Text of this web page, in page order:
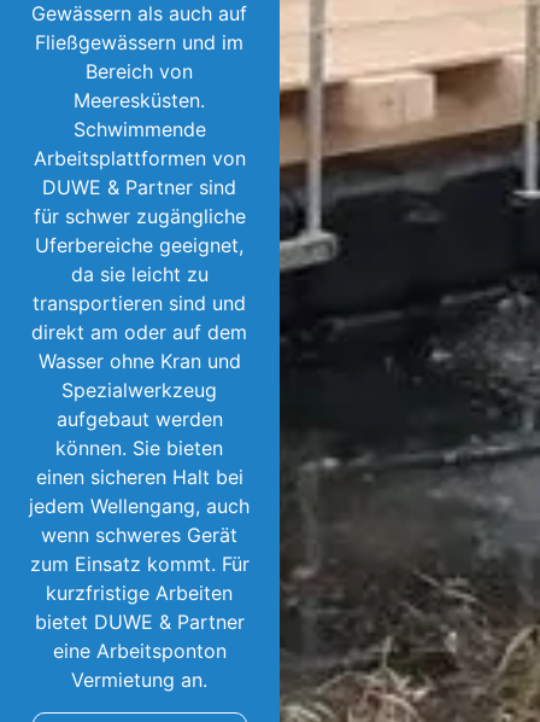
Gewässern als auch auf
Fließgewässern und im
Bereich von
Meeresküsten.
Schwimmende
Arbeitsplattformen von
DUWE & Partner sind
für schwer zugängliche
Uferbereiche geeignet,
da sie leicht zu
transportieren sind und
direkt am oder auf dem
Wasser ohne Kran und
Spezialwerkzeug
aufgebaut werden
können. Sie bieten
einen sicheren Halt bei
jedem Wellengang, auch
wenn schweres Gerät
zum Einsatz kommt. Für
kurzfristige Arbeiten
bietet DUWE & Partner
eine Arbeitsponton
Vermietung an.